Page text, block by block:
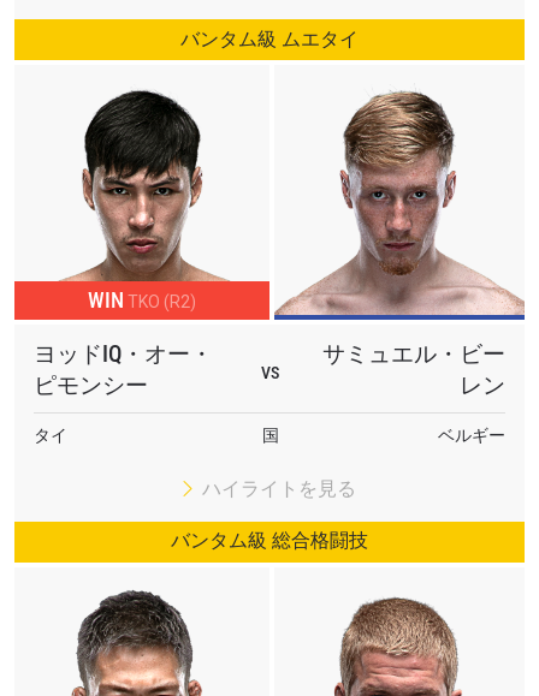
バンタム級 ムエタイ
WIN TKO (R2)
ヨッドIQ・オー・
ピモンシー
VS
サミュエル・ビー
レン
タイ 国 ベルギー
ハイライトを見る
バンタム級 総合格闘技